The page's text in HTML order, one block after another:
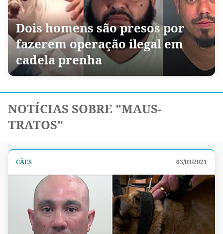
Dois homens são presos por
fazerem operação ilegal em
cadela prenha
NOTÍCIAS SOBRE "MAUS-
TRATOS"
CÃES 03/03/2021